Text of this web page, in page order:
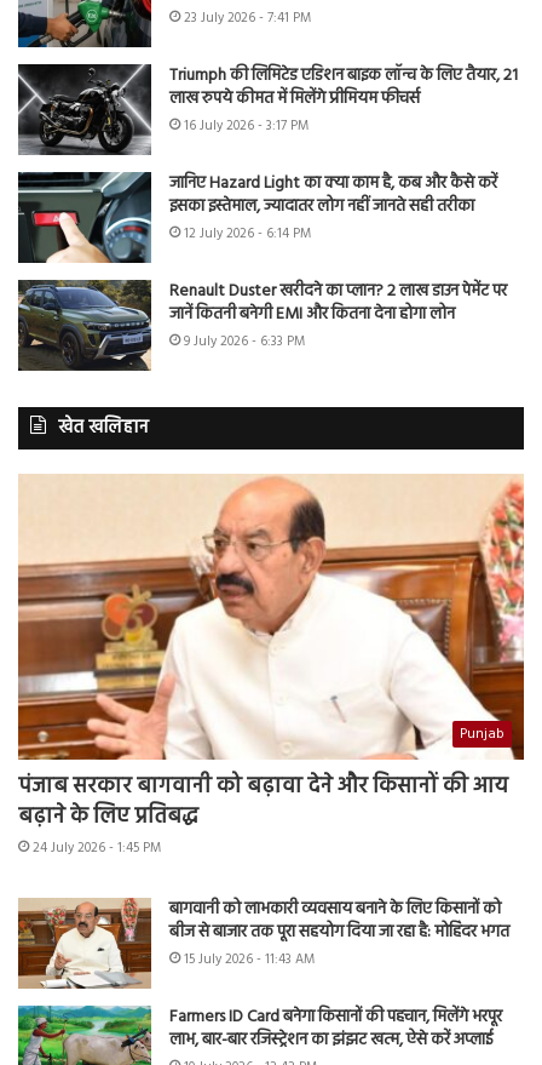
23 July 2026 - 7:41 PM
Triumph की लिमिटेड एडिशन बाइक लॉन्च के लिए तैयार, 21
लाख रुपये कीमत में मिलेंगे प्रीमियम फीचर्स
16 July 2026 - 3:17 PM
जानिए Hazard Light का क्या काम है, कब और कैसे करें
इसका इस्तेमाल, ज्यादातर लोग नहीं जानते सही तरीका
12 July 2026 - 6:14 PM
Renault Duster खरीदने का प्लान? 2 लाख डाउन पेमेंट पर
जानें कितनी बनेगी EMI और कितना देना होगा लोन
9 July 2026 - 6:33 PM
खेत खलिहान
Punjab
पंजाब सरकार बागवानी को बढ़ावा देने और किसानों की आय
बढ़ाने के लिए प्रतिबद्ध
24 July 2026 - 1:45 PM
बागवानी को लाभकारी व्यवसाय बनाने के लिए किसानों को
बीज से बाजार तक पूरा सहयोग दिया जा रहा है: मोहिंदर भगत
15 July 2026 - 11:43 AM
Farmers ID Card बनेगा किसानों की पहचान, मिलेंगे भरपूर
लाभ, बार-बार रजिस्ट्रेशन का झंझट खत्म, ऐसे करें अप्लाई